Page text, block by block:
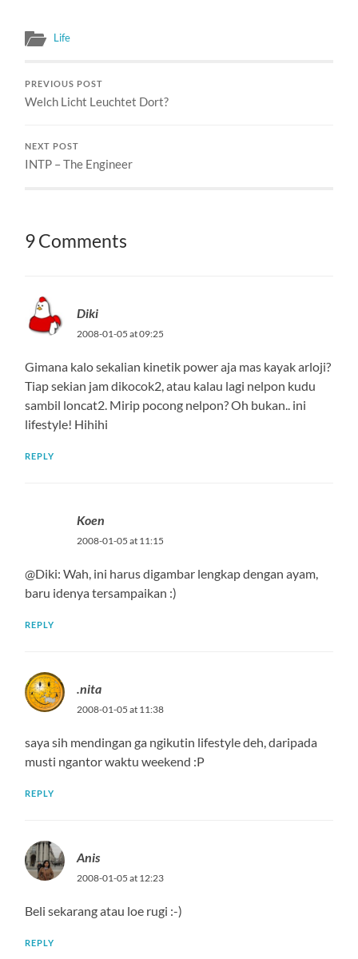
Dan untuk penemu, aku
definisi blog. Hey, santri…
Life
PREVIOUS POST
Welch Licht Leuchtet Dort?
NEXT POST
INTP – The Engineer
9 Comments
Diki
2008-01-05 at 09:25
Gimana kalo sekalian kinetik power aja mas kayak arloji?
Tiap sekian jam dikocok2, atau kalau lagi nelpon kudu
sambil loncat2. Mirip pocong nelpon? Oh bukan.. ini
lifestyle! Hihihi
REPLY
Koen
2008-01-05 at 11:15
@Diki: Wah, ini harus digambar lengkap dengan ayam,
baru idenya tersampaikan :)
REPLY
.nita
2008-01-05 at 11:38
saya sih mendingan ga ngikutin lifestyle deh, daripada
musti ngantor waktu weekend :P
REPLY
Anis
2008-01-05 at 12:23
Beli sekarang atau loe rugi :-)
REPLY